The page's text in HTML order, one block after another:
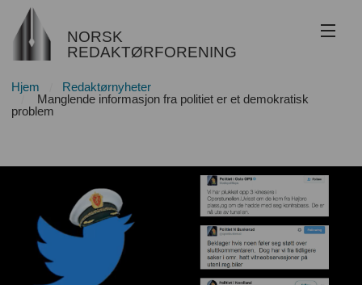
NORSK
REDAKTØRFORENING
Om NR
Etikk
Innsyn
Hjem
Redaktørnyheter
Manglende informasjon fra politiet er et demokratisk
problem